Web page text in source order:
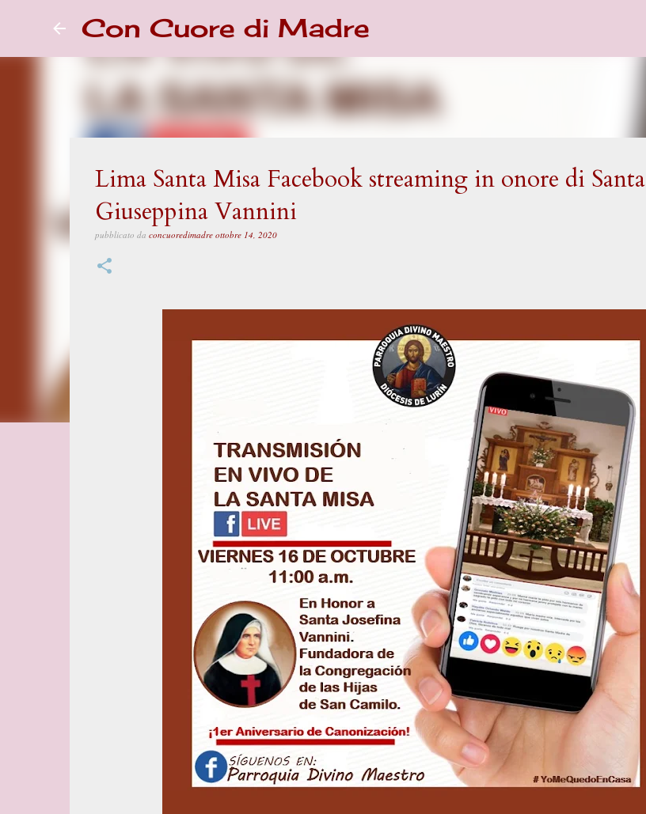
Con Cuore di Madre
Lima Santa Misa Facebook streaming in onore di Santa
Giuseppina Vannini
pubblicato da concuoredimadre ottobre 14, 2020